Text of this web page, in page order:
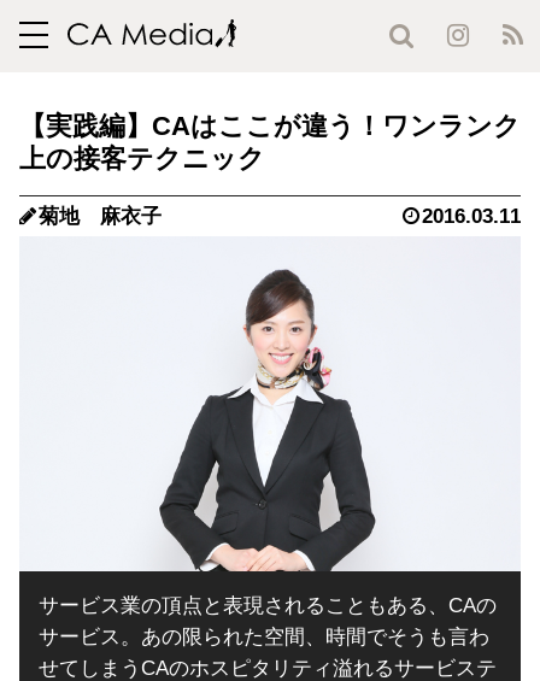
toggle
【実践編】CAはここが違う！ワンランク
上の接客テクニック
菊地 麻衣子 2016.03.11
サービス業の頂点と表現されることもある、CAの
サービス。あの限られた空間、時間でそうも言わ
せてしまうCAのホスピタリティ溢れるサービステ